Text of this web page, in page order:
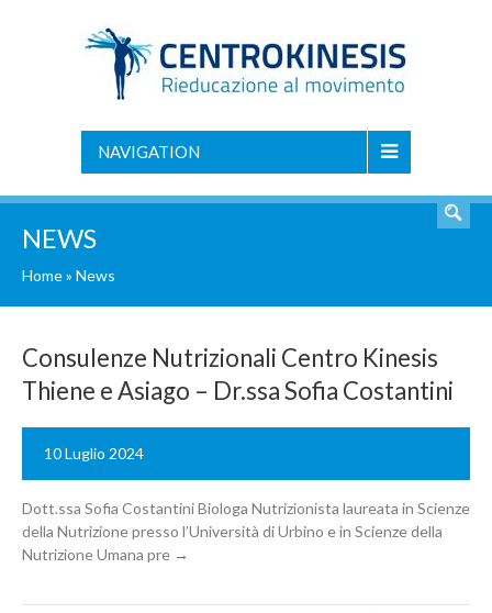
NAVIGATION
NEWS
Home» News
Consulenze Nutrizionali Centro Kinesis
Thiene e Asiago – Dr.ssa Sofia Costantini
10 Luglio 2024
Dott.ssa Sofia Costantini Biologa Nutrizionista laureata in Scienze
della Nutrizione presso l’Università di Urbino e in Scienze della
Nutrizione Umana pre